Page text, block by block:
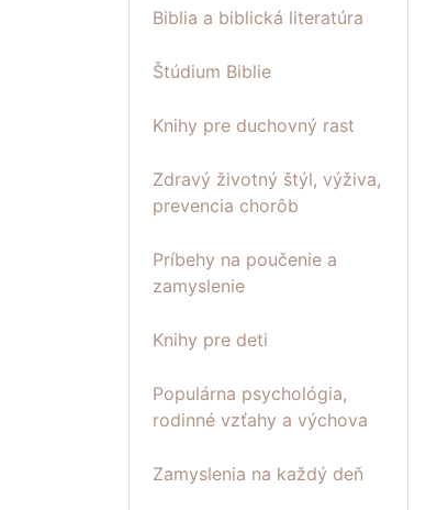
Biblia a biblická literatúra
Štúdium Biblie
Knihy pre duchovný rast
Zdravý životný štýl, výživa,
prevencia chorôb
Príbehy na poučenie a
zamyslenie
Knihy pre deti
Populárna psychológia,
rodinné vzťahy a výchova
Zamyslenia na každý deň